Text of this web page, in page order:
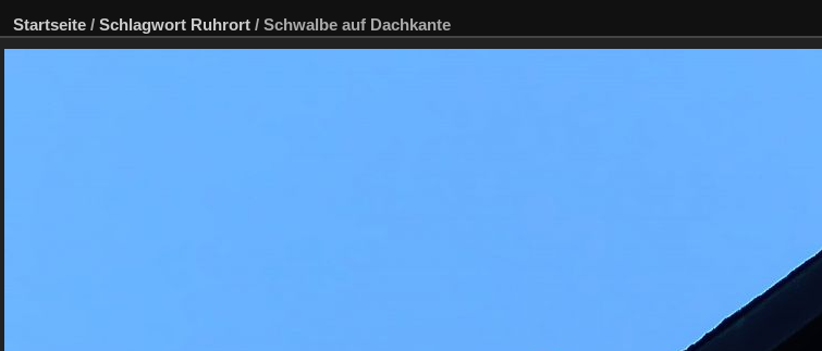
Startseite / Schlagwort Ruhrort / Schwalbe auf Dachkante